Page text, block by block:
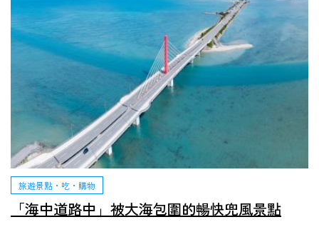
旅遊景點・吃・購物
「海中道路中」被大海包圍的暢快兜風景點